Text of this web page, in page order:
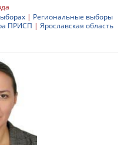
| Региональные выборы
ПРИСП | Ярославская область